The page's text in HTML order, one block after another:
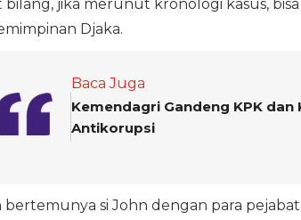
bilang, jika merunut kronologi kasus,
Djaka.
Baca Juga
Kemendagri Gandeng KPK
Antikorupsi
bertemunya si John dengan para